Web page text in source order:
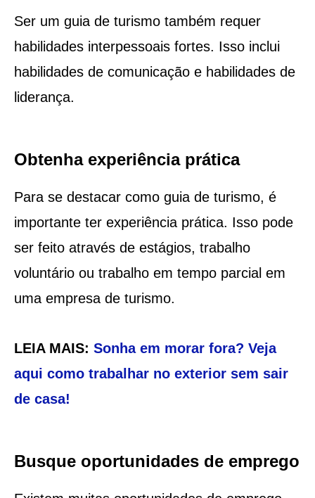
Ser um guia de turismo também requer
habilidades interpessoais fortes. Isso inclui
habilidades de comunicação e habilidades de
liderança.
Obtenha experiência prática
Para se destacar como guia de turismo, é
importante ter experiência prática. Isso pode
ser feito através de estágios, trabalho
voluntário ou trabalho em tempo parcial em
uma empresa de turismo.
LEIA MAIS: Sonha em morar fora? Veja
aqui como trabalhar no exterior sem sair
de casa!
Busque oportunidades de emprego